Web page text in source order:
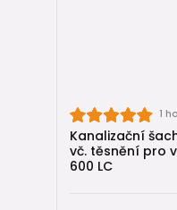
1
Kanalizační
vč. těsnění pro
600 LC